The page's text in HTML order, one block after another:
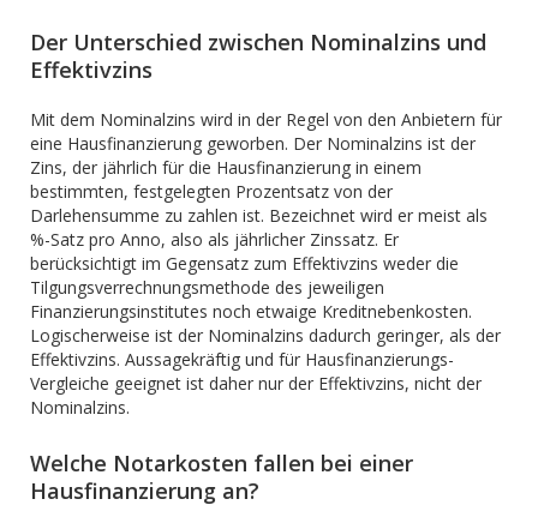
Der Unterschied zwischen Nominalzins und
Effektivzins
Mit dem Nominalzins wird in der Regel von den Anbietern für
eine Hausfinanzierung geworben. Der Nominalzins ist der
Zins, der jährlich für die Hausfinanzierung in einem
bestimmten, festgelegten Prozentsatz von der
Darlehensumme zu zahlen ist. Bezeichnet wird er meist als
%-Satz pro Anno, also als jährlicher Zinssatz. Er
berücksichtigt im Gegensatz zum Effektivzins weder die
Tilgungsverrechnungsmethode des jeweiligen
Finanzierungsinstitutes noch etwaige Kreditnebenkosten.
Logischerweise ist der Nominalzins dadurch geringer, als der
Effektivzins. Aussagekräftig und für Hausfinanzierungs-
Vergleiche geeignet ist daher nur der Effektivzins, nicht der
Nominalzins.
Welche Notarkosten fallen bei einer
Hausfinanzierung an?